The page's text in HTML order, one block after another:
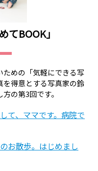
てBOOK」
ための「気軽にできる写
得意とする写真家の鈴
の第3回です。
て、ママです。病院で
お散歩。はじめまし